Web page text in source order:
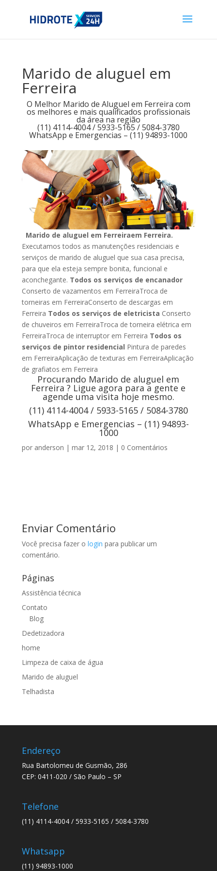
Marido de aluguel em
Ferreira
O Melhor Marido de Aluguel em Ferreira com
os melhores e mais qualificados profissionais
da área na região
(11) 4114-4004 / 5933-5165 / 5084-3780
WhatsApp e Emergencias – (11) 94893-1000
Marido de aluguel em Ferreiraem Ferreira.
Executamos todos as manutenções residenciais e
serviços de marido de aluguel que sua casa precisa,
para que ela esteja sempre bonita, funcional e
aconchegante. Todos os serviços de encanador
Conserto de vazamentos em FerreiraTroca de
torneiras em FerreiraConserto de descargas em
Ferreira Todos os serviços de eletricista Conserto
de chuveiros em FerreiraTroca de torneira elétrica em
FerreiraTroca de interruptor em Ferreira Todos os
serviços de pintor residencial Pintura de paredes
em FerreiraAplicação de texturas em FerreiraAplicação
de grafiatos em Ferreira
Procurando Marido de aluguel em
Ferreira ? Ligue agora para a gente e
agende uma visita hoje mesmo.
(11) 4114-4004 / 5933-5165 / 5084-3780
WhatsApp e Emergencias – (11) 94893-
1000
por anderson | mar 12, 2018 | 0 Comentários
Enviar Comentário
Você precisa fazer o login para publicar um
comentário.
Páginas
Assistência técnica
Contato
Blog
Dedetizadora
home
Limpeza de caixa de água
Marido de aluguel
Telhadista
Endereço
Rua Bartolomeu de Gusmão, 286
CEP: 0411-020 / São Paulo – SP
Telefone
(11) 4114-4004 / 5933-5165 / 5084-3780
Whatsapp
(11) 94893-1000